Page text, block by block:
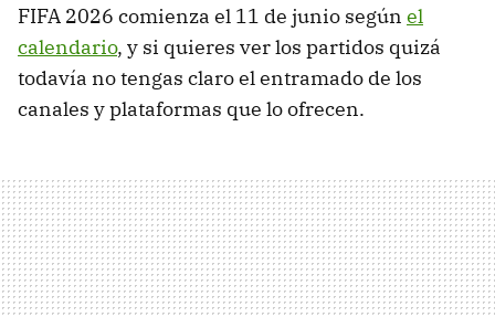
FIFA 2026 comienza el 11 de junio según el
calendario, y si quieres ver los partidos quizá
todavía no tengas claro el entramado de los
canales y plataformas que lo ofrecen.